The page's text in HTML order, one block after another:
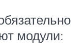
модули: